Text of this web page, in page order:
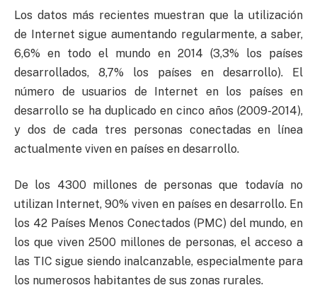
Los datos más recientes muestran que la utilización
de Internet sigue aumentando regularmente, a saber,
6,6% en todo el mundo en 2014 (3,3% los países
desarrollados, 8,7% los países en desarrollo). El
número de usuarios de Internet en los países en
desarrollo se ha duplicado en cinco años (2009-2014),
y dos de cada tres personas conectadas en línea
actualmente viven en países en desarrollo.
De los 4300 millones de personas que todavía no
utilizan Internet, 90% viven en países en desarrollo. En
los 42 Países Menos Conectados (PMC) del mundo, en
los que viven 2500 millones de personas, el acceso a
las TIC sigue siendo inalcanzable, especialmente para
los numerosos habitantes de sus zonas rurales.